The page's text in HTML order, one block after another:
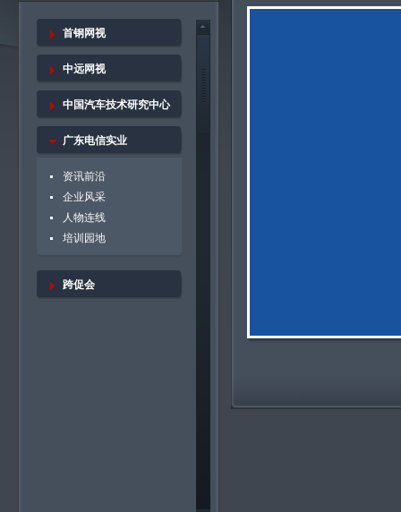
首钢网视
中远网视
中国汽车技术研究中心
广东电信实业
资讯前沿
企业风采
人物连线
培训园地
跨促会